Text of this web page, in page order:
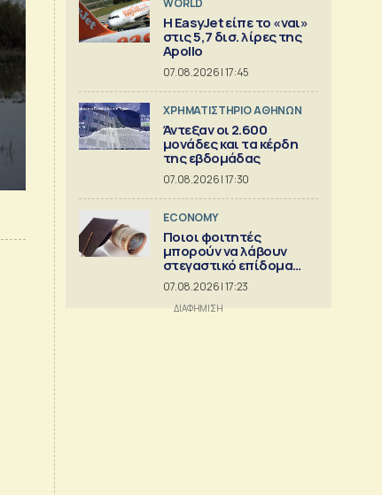
WORLD
Η EasyJet είπε το «ναι»
στις 5,7 δισ. λίρες της
Apollo
07.08.2026 | 17:45
XΡΗΜΑΤΙΣΤΗΡΙΟ ΑΘΗΝΩΝ
Άντεξαν οι 2.600
μονάδες και τα κέρδη
της εβδομάδας
07.08.2026 | 17:30
ECONOMY
Ποιοι φοιτητές
μπορούν να λάβουν
στεγαστικό επίδομα
εως 2.500 ευρώ
07.08.2026 | 17:23